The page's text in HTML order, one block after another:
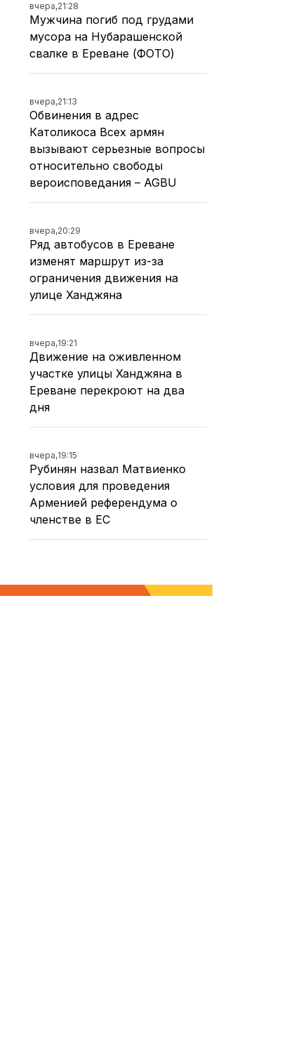
вчера,21:28
Мужчина погиб под грудами
мусора на Нубарашенской
свалке в Ереване (ФОТО)
вчера,21:13
Обвинения в адрес
Католикоса Всех армян
вызывают серьезные вопросы
относительно свободы
вероисповедания – AGBU
вчера,20:29
Ряд автобусов в Ереване
изменят маршрут из-за
ограничения движения на
улице Ханджяна
вчера,19:21
Движение на оживленном
участке улицы Ханджяна в
Ереване перекроют на два
дня
вчера,19:15
Рубинян назвал Матвиенко
условия для проведения
Арменией референдума о
членстве в ЕС